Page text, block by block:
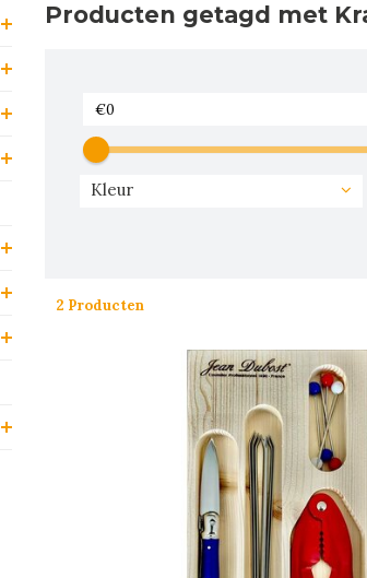
Producten getagd met
Kleur
2 Producten